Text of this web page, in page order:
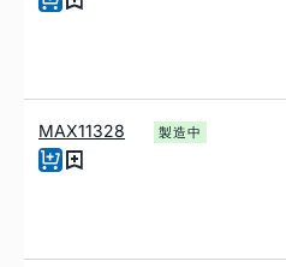
MAX11328 製造中